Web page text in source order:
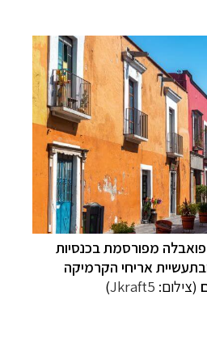
פואבלה מפורסמת בכנסיות
אריחי הקרמיקה
(צילום: Jkraft5
)